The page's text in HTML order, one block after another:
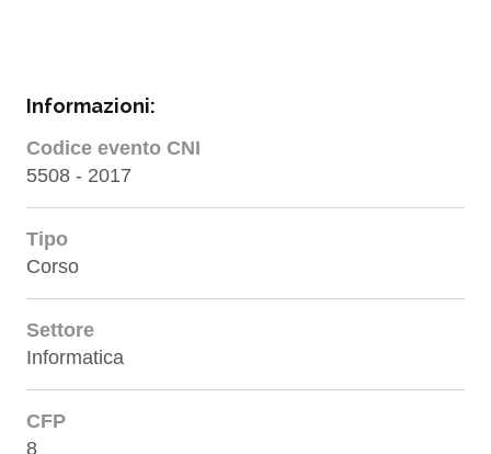
Informazioni:
Codice evento CNI
5508 - 2017
Tipo
Corso
Settore
Informatica
CFP
8